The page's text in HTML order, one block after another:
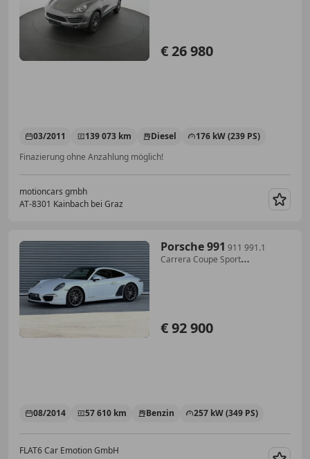
€ 26 980
03/2011 139 073 km Diesel
176 kW (239 PS)
Finazierung ohne Anzahlung möglich!
motioncars gmbh
AT-8301 Kainbach bei Graz
Porsche 991 911 991.1
Carrera Coupe Sport
€ 92 900
08/2014 57 610 km Benzin 257 kW (349 PS)
FLAT6 Car Emotion GmbH